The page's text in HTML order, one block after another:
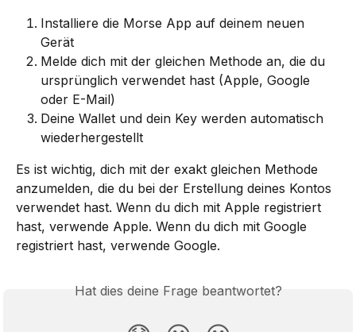
Installiere die Morse App auf deinem neuen
Gerät
Melde dich mit der gleichen Methode an, die du
ursprünglich verwendet hast (Apple, Google
oder E-Mail)
Deine Wallet und dein Key werden automatisch
wiederhergestellt
Es ist wichtig, dich mit der exakt gleichen Methode
anzumelden, die du bei der Erstellung deines Kontos
verwendet hast. Wenn du dich mit Apple registriert
hast, verwende Apple. Wenn du dich mit Google
registriert hast, verwende Google.
Hat dies deine Frage beantwortet?